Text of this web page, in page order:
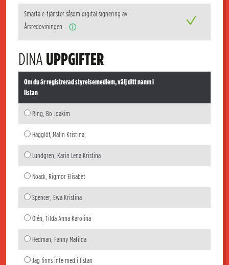
Smarta e-tjänster såsom digital signering av
Årsredoviningen
ⓘ
DINA UPPGIFTER
Om du är registrerad styrelsemedlem, välj ditt namn i
listan
Ring, Bo Joakim
Hägglöf, Malin Kristina
Lundgren, Karin Lena Kristina
Noack, Rigmor Elisabet
Spencer, Ewa Kristina
Ölén, Tilda Anna Karolina
Hedman, Fanny Matilda
Jag finns inte med i listan